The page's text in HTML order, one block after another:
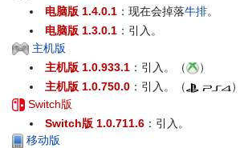
电脑版 1.4.0.1 ：现在会掉落牛排。
电脑版 1.3.0.1 ：引入。
主机版
主机版 1.0.933.1 ：引入。（
）
主机版 1.0.750.0 ：引入。（
）
Switch版
Switch版 1.0.711.6 ：引入。
移动版